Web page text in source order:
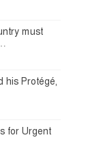
must
his Protégé,
for Urgent